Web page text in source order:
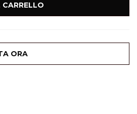
CARRELLO
ORA